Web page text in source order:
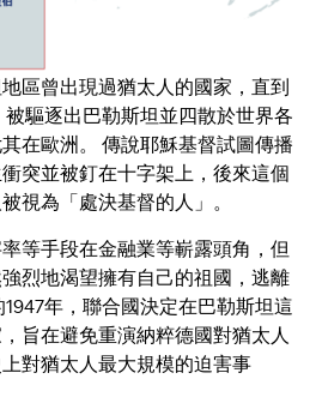
區曾出現過猶太人的國家，直到
驅逐出巴勒斯坦並四散於世界各
在歐洲。 傳說耶穌基督試圖傳播
突並被釘在十字架上，後來這個
視為「處決基督的人」。
等手段在金融業等嶄露頭角，但
烈地渴望擁有自己的祖國，逃離
年，聯合國決定在巴勒斯坦這
旨在避免重演納粹德國對猶太人
對猶太人最大規模的迫害事